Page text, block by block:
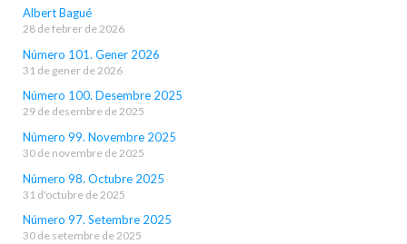
Albert Bagué
28 de febrer de 2026
Número 101. Gener 2026
31 de gener de 2026
Número 100. Desembre 2025
29 de desembre de 2025
Número 99. Novembre 2025
30 de novembre de 2025
Número 98. Octubre 2025
31 d'octubre de 2025
Número 97. Setembre 2025
30 de setembre de 2025